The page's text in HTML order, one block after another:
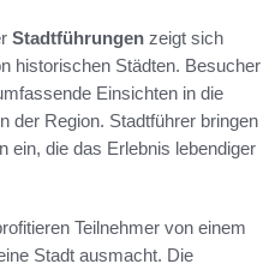
Stadtführungen zeigt sich
historischen Städten. Besucher
Einsichten in die
der Region. Stadtführer bringen
ein, die das Erlebnis lebendiger
Teilnehmer von einem
Stadt ausmacht. Die